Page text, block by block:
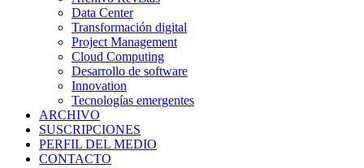
Data Center
Transformación digital
Project Management
Cloud Computing
Desarrollo de software
Innovation
Tecnologías emergentes
ARCHIVO
SUSCRIPCIONES
PERFIL DEL MEDIO
CONTACTO